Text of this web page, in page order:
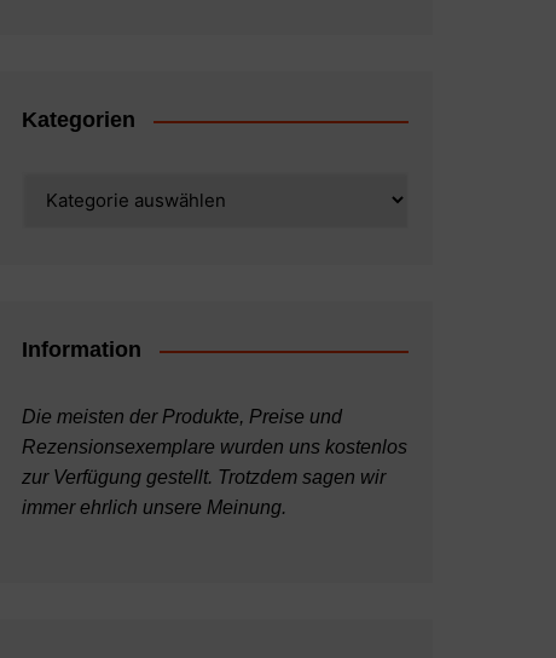
Kategorien
Information
Die meisten der Produkte, Preise und
Rezensionsexemplare wurden uns kostenlos
zur Verfügung gestellt. Trotzdem sagen wir
immer ehrlich unsere Meinung.